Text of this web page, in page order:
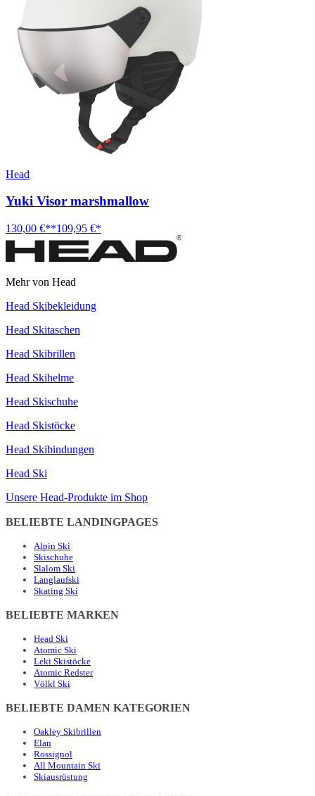
Head
Yuki Visor marshmallow
130,00 €**109,95 €*
Mehr von Head
Head Skibekleidung
Head Skitaschen
Head Skibrillen
Head Skihelme
Head Skischuhe
Head Skistöcke
Head Skibindungen
Head Ski
Unsere Head-Produkte im Shop
BELIEBTE LANDINGPAGES
Alpin Ski
Skischuhe
Slalom Ski
Langlaufski
Skating Ski
BELIEBTE MARKEN
Head Ski
Atomic Ski
Leki Skistöcke
Atomic Redster
Völkl Ski
BELIEBTE DAMEN KATEGORIEN
Oakley Skibrillen
Elan
Rossignol
All Mountain Ski
Skiausrüstung